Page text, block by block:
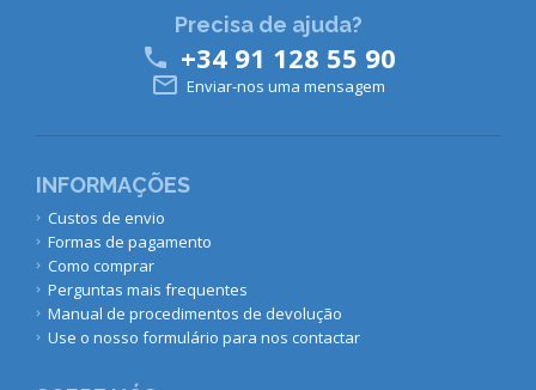
INFORMAÇÕES
Custos de envio
Formas de pagamento
Como comprar
Perguntas mais frequentes
Manual de procedimentos de devolução
Use o nosso formulário para nos contactar
Precisa de ajuda?
 +34 91 128 55 90
 Enviar-nos uma mensagem